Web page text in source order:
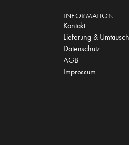
INFORMATION
Kontakt
Lieferung & Umtausch
Datenschutz
AGB
Impressum